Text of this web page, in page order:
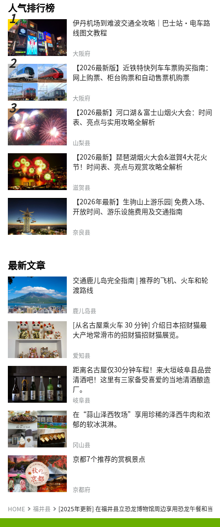
人气排行榜
伊丹机场到难波交通全攻略｜巴士站・电车路
线图文教程
大阪府
【2026最新版】近铁特快列车车票购买指南：
网上购票、柜台购票和自动售票机购票
大阪府
【2026最新】河口湖＆富士山烟火大会：时间
表、亮点与实用攻略全解析
山梨县
【2026最新】琵琶湖烟火大会&滋賀4大花火
节！时间表、亮点与观赏攻略全解析
滋贺县
【2026年最新】生驹山上游乐园| 免费入场、
开放时间、游乐设施费用及交通指南
奈良县
最新文章
交通鹿儿岛完全指南 | 推荐的飞机、火车和轮
渡路线
鹿儿岛县
[从名古屋乘火车 30 分钟] 介绍日本招财猫最
大产地常滑市的招财猫招财猫展览。
爱知县
距离名古屋仅30分钟车程！来大垣岐阜县品尝
清酒吧！这里有三家备受喜爱的当地清酒酿造
厂。
岐阜县
在“蒜山泽西牧场”享用珍稀的泽西牛肉和浓
郁的软冰淇淋。
冈山县
京都7个推荐的赏枫景点
京都府
HOME 福井县 [2025年更新] 在福井县立恐龙博物馆周边享用恐龙午餐和当